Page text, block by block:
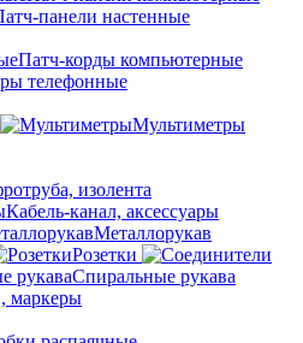
панели настенные
Патч-корды компьютерные
телефонные
Мультиметры
изолента
Кабель-канал, аксессуары
Металлорукав
Розетки
Спиральные рукава
маркеры